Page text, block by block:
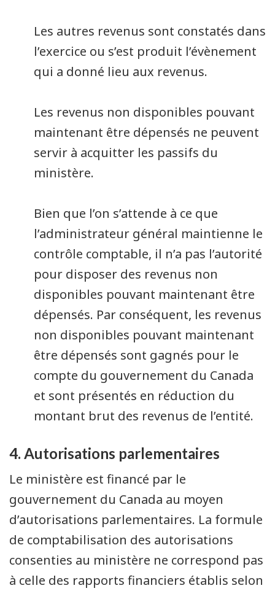
Les autres revenus sont constatés dans
l’exercice ou s’est produit l’évènement
qui a donné lieu aux revenus.
Les revenus non disponibles pouvant
maintenant être dépensés ne peuvent
servir à acquitter les passifs du
ministère.
Bien que l’on s’attende à ce que
l’administrateur général maintienne le
contrôle comptable, il n’a pas l’autorité
pour disposer des revenus non
disponibles pouvant maintenant être
dépensés. Par conséquent, les revenus
non disponibles pouvant maintenant
être dépensés sont gagnés pour le
compte du gouvernement du Canada
et sont présentés en réduction du
montant brut des revenus de l’entité.
4. Autorisations parlementaires
Le ministère est financé par le
gouvernement du Canada au moyen
d’autorisations parlementaires. La formule
de comptabilisation des autorisations
consenties au ministère ne correspond pas
à celle des rapports financiers établis selon